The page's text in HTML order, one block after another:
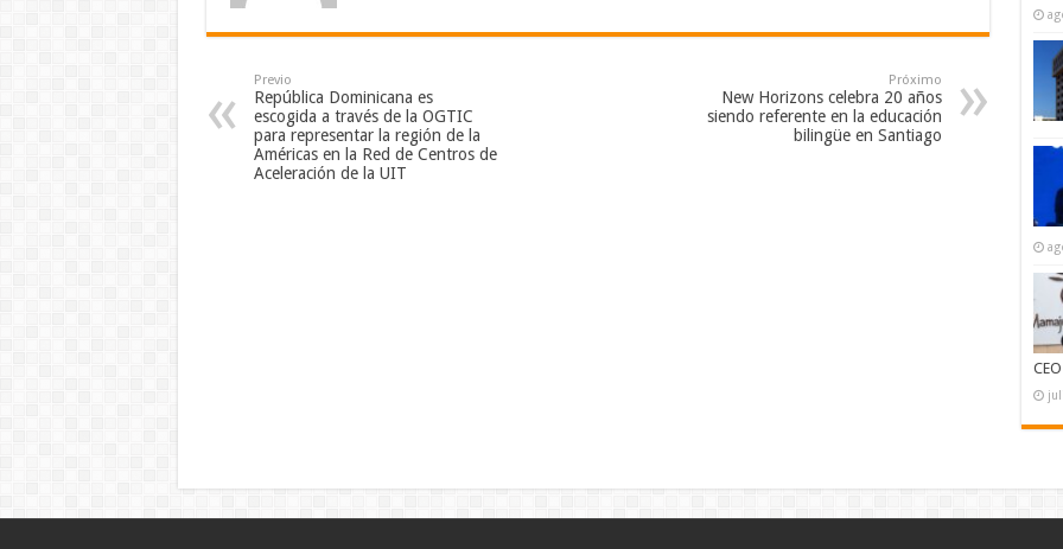
Previo
República Dominicana es
escogida a través de la OGTIC
para representar la región de la
Américas en la Red de Centros de
Aceleración de la UIT
Próximo
New Horizons celebra 20 años
siendo referente en la educación
bilingüe en Santiago
CEO